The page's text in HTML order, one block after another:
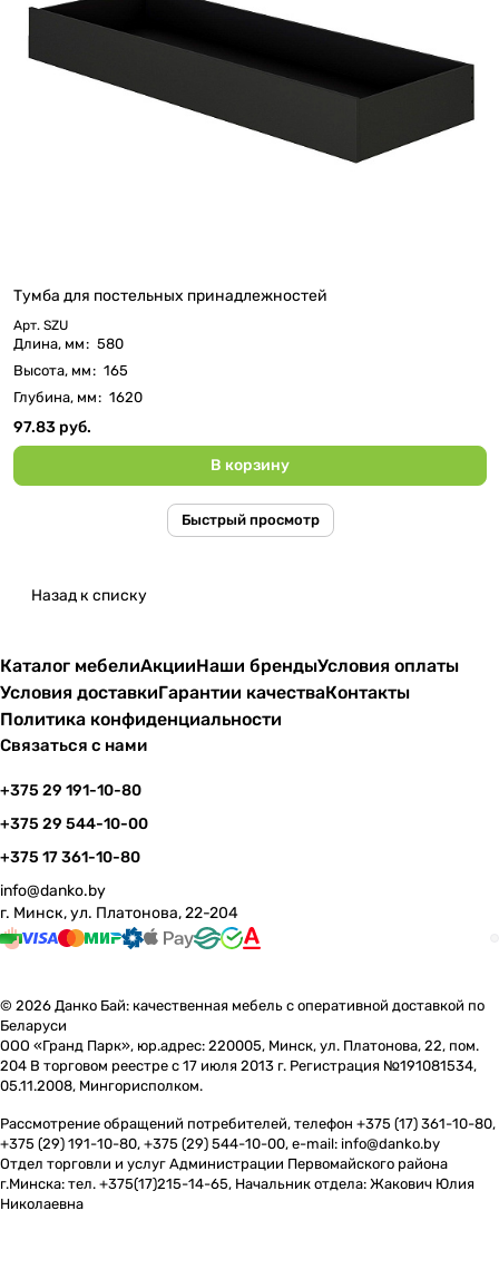
Тумба для постельных принадлежностей
Арт. SZU
Длина, мм: 580
Высота, мм: 165
Глубина, мм: 1620
97.83 руб.
В корзину
Быстрый просмотр
Назад к списку
Каталог мебелиАкцииНаши брендыУсловия оплаты
Условия доставкиГарантии качестваКонтакты
Политика конфиденциальности
Связаться с нами
+375 29 191-10-80
+375 29 544-10-00
+375 17 361-10-80
info@danko.by
г. Минск, ул. Платонова, 22-204
© 2026 Данко Бай: качественная мебель с оперативной доставкой по
Беларуси
ООО «Гранд Парк», юр.адрес: 220005, Минск, ул. Платонова, 22, пом.
204 В торговом реестре с 17 июля 2013 г. Регистрация №191081534,
05.11.2008, Мингорисполком.
Рассмотрение обращений потребителей, телефон +375 (17) 361-10-80,
+375 (29) 191-10-80, +375 (29) 544-10-00, e-mail: info@danko.by
Отдел торговли и услуг Администрации Первомайского района
г.Минска: тел. +375(17)215-14-65, Начальник отдела: Жакович Юлия
Николаевна